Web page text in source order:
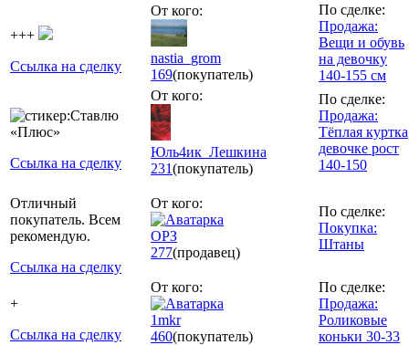
+++
Ссылка на сделку
От кого:
nastia_grom
169(покупатель)
По сделке:
Продажа:
Вещи и обувь
на девочку
140-155 см
Ссылка на сделку
От кого:
Юль4ик_Лешкина
231(покупатель)
По сделке:
Продажа:
Тёплая куртка
девочке рост
140-150
Отличный
покупатель. Всем
рекомендую.
Ссылка на сделку
От кого:
ОРЗ
277(продавец)
По сделке:
Покупка:
Штаны
+
Ссылка на сделку
От кого:
1mkr
460(покупатель)
По сделке:
Продажа:
Роликовые
коньки 30-33